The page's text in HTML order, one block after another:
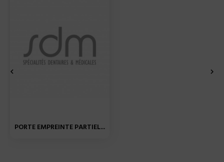
PORTE EMPREINTE PARTIEL...
 